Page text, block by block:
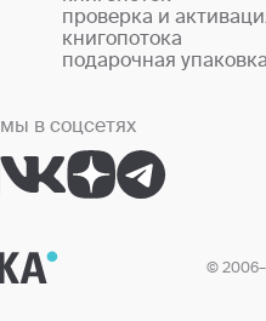
проверка и
книгопотока
подарочная упаковка
мы в соцсетях
©